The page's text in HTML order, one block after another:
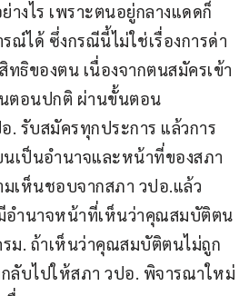
างไร เพราะตนอยู่กลางแดดก็
ณ์ได้ ซึ่งกรณีนี้ไม่ใช่เรื่องการด่า
ทธิของตน เนื่องจากตนสมัครเข้า
ตอนปกติ ผ่านขั้นตอน
. รับสมัครทุกประการ แล้วการ
นเป็นอำนาจและหน้าที่ของสภา
เห็นชอบจากสภา วปอ.แล้ว
อำนาจหน้าที่เห็นว่าคุณสมบัติตน
ม. ถ้าเห็นว่าคุณสมบัติตนไม่ถูก
กลับไปให้สภา วปอ. พิจารณาใหม่